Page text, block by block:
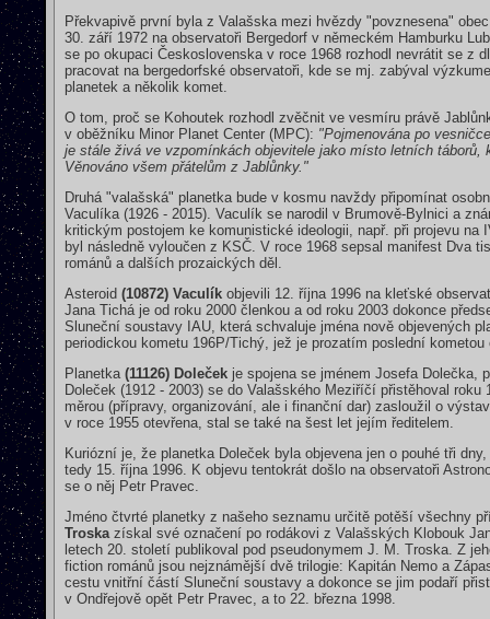
Překvapivě první byla z Valašska mezi hvězdy "povznesena"
30. září 1972 na observatoři Bergedorf v německém Hamburku
se po okupaci Československa v roce 1968 rozhodl nevrátit se z
pracovat na bergedorfské observatoři, kde se mj. zabýval
planetek a několik komet.
O tom, proč se Kohoutek rozhodl zvěčnit ve vesmíru právě
v oběžníku Minor Planet Center (MPC): "Pojmenována po
je stále živá ve vzpomínkách objevitele jako místo letních táborů,
Věnováno všem přátelům z Jablůnky."
Druhá "valašská" planetka bude v kosmu navždy připomínat
Vaculíka (1926 - 2015). Vaculík se narodil v Brumově-Bylnici a
kritickým postojem ke komunistické ideologii, např. při projevu
byl následně vyloučen z KSČ. V roce 1968 sepsal manifest Dva
románů a dalších prozaických děl.
Asteroid (10872) Vaculík objevili 12. října 1996 na kleťské
Jana Tichá je od roku 2000 členkou a od roku 2003 dokonce
Sluneční soustavy IAU, která schvaluje jména nově objevených
periodickou kometu 196P/Tichý, jež je prozatím poslední
Planetka (11126) Doleček je spojena se jménem Josefa Dolečka,
Doleček (1912 - 2003) se do Valašského Meziříčí přistěhoval
měrou (přípravy, organizování, ale i finanční dar) zasloužil o
v roce 1955 otevřena, stal se také na šest let jejím ředitelem.
Kuriózní je, že planetka Doleček byla objevena jen o pouhé tři
tedy 15. října 1996. K objevu tentokrát došlo na observatoři
se o něj Petr Pravec.
Jméno čtvrté planetky z našeho seznamu určitě potěší všechny
Troska získal své označení po rodákovi z Valašských Klobouk
letech 20. století publikoval pod pseudonymem J. M. Troska. Z
fiction románů jsou nejznámější dvě trilogie: Kapitán Nemo a
cestu vnitřní částí Sluneční soustavy a dokonce se jim podaří
v Ondřejově opět Petr Pravec, a to 22. března 1998.